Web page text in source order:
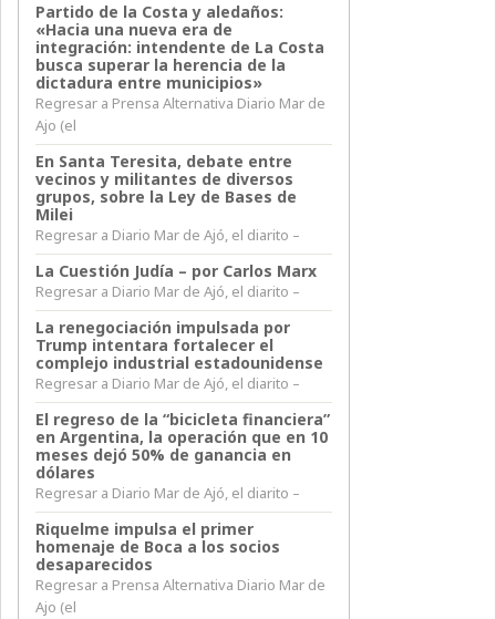
Partido de la Costa y aledaños:
«Hacia una nueva era de
integración: intendente de La Costa
busca superar la herencia de la
dictadura entre municipios»
Regresar a Prensa Alternativa Diario Mar de
Ajo (el
En Santa Teresita, debate entre
vecinos y militantes de diversos
grupos, sobre la Ley de Bases de
Milei
Regresar a Diario Mar de Ajó, el diarito –
La Cuestión Judía – por Carlos Marx
Regresar a Diario Mar de Ajó, el diarito –
La renegociación impulsada por
Trump intentara fortalecer el
complejo industrial estadounidense
Regresar a Diario Mar de Ajó, el diarito –
El regreso de la “bicicleta financiera”
en Argentina, la operación que en 10
meses dejó 50% de ganancia en
dólares
Regresar a Diario Mar de Ajó, el diarito –
Riquelme impulsa el primer
homenaje de Boca a los socios
desaparecidos
Regresar a Prensa Alternativa Diario Mar de
Ajo (el